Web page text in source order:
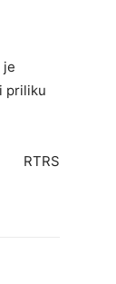
je
priliku
RTRS